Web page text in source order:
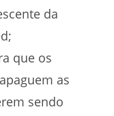
da
que os
as
sendo